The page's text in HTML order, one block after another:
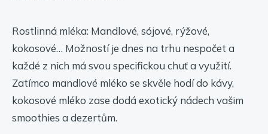
Rostlinná mléka: Mandlové, sójové, rýžové,
kokosové… Možností je dnes na trhu nespočet a
každé z nich má svou specifickou chuť a využití.
Zatímco mandlové mléko se skvěle hodí do kávy,
kokosové mléko zase dodá exotický nádech vašim
smoothies a dezertům.